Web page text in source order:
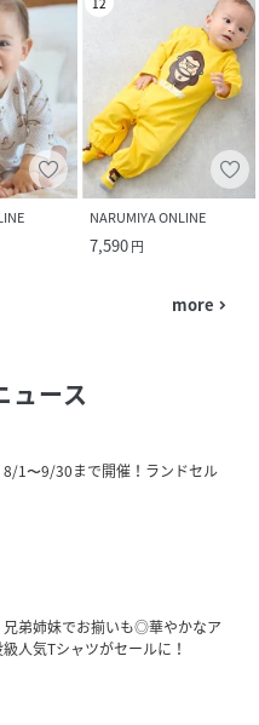
NARUMIYA ONLINE
7,590円
more navigate_next
ュース
8/1〜9/30まで開催！ランドセル
兄弟姉妹でお揃いも◎華やかなア
人気Tシャツがセールに！